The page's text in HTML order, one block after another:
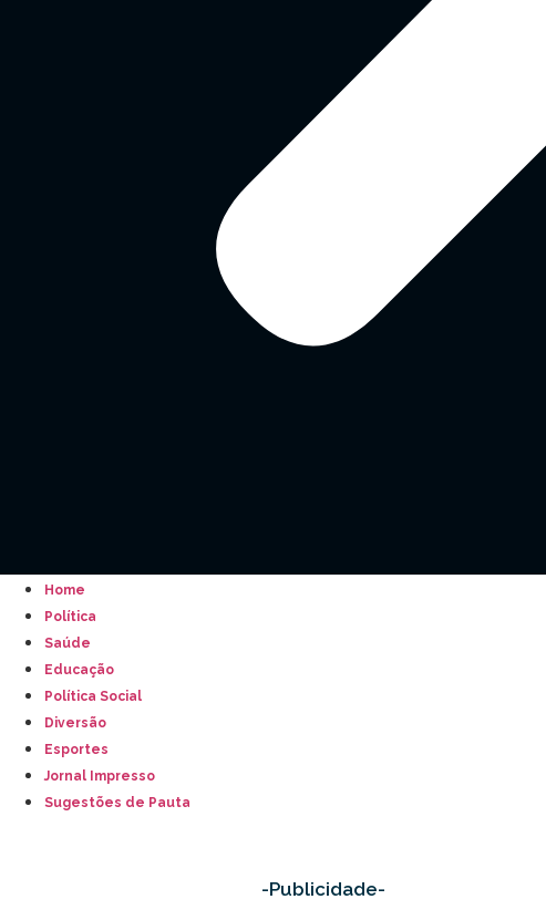
Home
Política
Saúde
Educação
Política Social
Diversão
Esportes
Jornal Impresso
Sugestões de Pauta
-Publicidade-